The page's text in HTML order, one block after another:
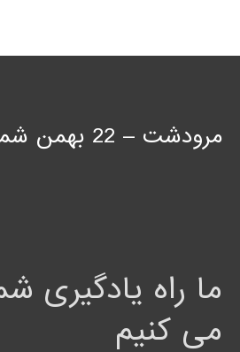
مرودشت – 22 بهمن شمالی
ما راه یادگیری
می کنیم